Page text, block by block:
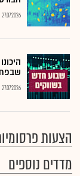
27.07.2026
27.07.2026
הצעות
מדדים נוספים